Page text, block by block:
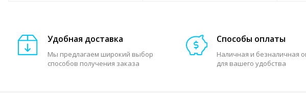
Удобная доставка
Мы предлагаем широкий выбор
способов получения заказа
Способы оплаты
Наличная и безналичная
для вашего удобства